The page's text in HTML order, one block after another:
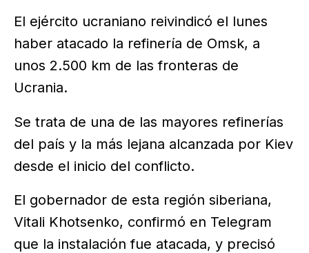
El ejército ucraniano reivindicó el lunes
haber atacado la refinería de Omsk, a
unos 2.500 km de las fronteras de
Ucrania.
Se trata de una de las mayores refinerías
del país y la más lejana alcanzada por Kiev
desde el inicio del conflicto.
El gobernador de esta región siberiana,
Vitali Khotsenko, confirmó en Telegram
que la instalación fue atacada, y precisó